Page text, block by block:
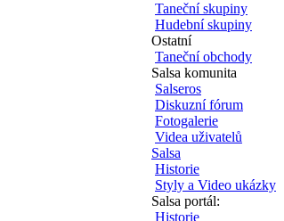
Taneční skupiny
Hudební skupiny
Ostatní
Taneční obchody
Salsa komunita
Salseros
Diskuzní fórum
Fotogalerie
Videa uživatelů
Salsa
Historie
Styly a Video ukázky
Salsa portál:
Historie